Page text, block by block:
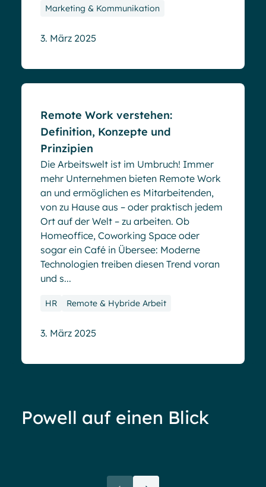
Marketing & Kommunikation
3. März 2025
Remote Work verstehen:
Definition, Konzepte und
Prinzipien
Die Arbeitswelt ist im Umbruch! Immer
mehr Unternehmen bieten Remote Work
an und ermöglichen es Mitarbeitenden,
von zu Hause aus – oder praktisch jedem
Ort auf der Welt – zu arbeiten. Ob
Homeoffice, Coworking Space oder
sogar ein Café in Übersee: Moderne
Technologien treiben diesen Trend voran
und s...
HR Remote & Hybride Arbeit
3. März 2025
Powell auf einen Blick